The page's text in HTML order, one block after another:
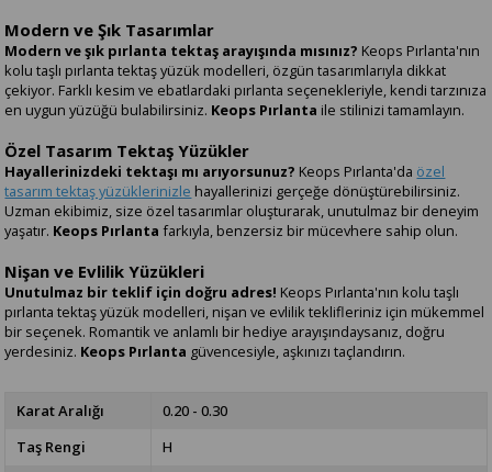
Modern ve Şık Tasarımlar
Modern ve şık pırlanta tektaş arayışında mısınız? Keops Pırlanta'nın
kolu taşlı pırlanta tektaş yüzük modelleri, özgün tasarımlarıyla dikkat
çekiyor. Farklı kesim ve ebatlardaki pırlanta seçenekleriyle, kendi tarzınıza
en uygun yüzüğü bulabilirsiniz. Keops Pırlanta ile stilinizi tamamlayın.
Özel Tasarım Tektaş Yüzükler
Hayallerinizdeki tektaşı mı arıyorsunuz? Keops Pırlanta'da özel
tasarım tektaş yüzüklerinizle hayallerinizi gerçeğe dönüştürebilirsiniz.
Uzman ekibimiz, size özel tasarımlar oluşturarak, unutulmaz bir deneyim
yaşatır. Keops Pırlanta farkıyla, benzersiz bir mücevhere sahip olun.
Nişan ve Evlilik Yüzükleri
Unutulmaz bir teklif için doğru adres! Keops Pırlanta'nın kolu taşlı
pırlanta tektaş yüzük modelleri, nişan ve evlilik teklifleriniz için mükemmel
bir seçenek. Romantik ve anlamlı bir hediye arayışındaysanız, doğru
yerdesiniz. Keops Pırlanta güvencesiyle, aşkınızı taçlandırın.
Karat Aralığı
0.20 - 0.30
Taş Rengi
H